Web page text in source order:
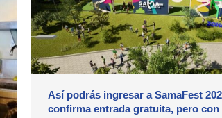
Así podrás ingresar a SamaFest
confirma entrada gratuita, pero